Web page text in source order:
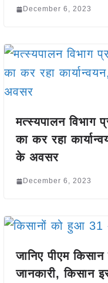
December 6, 2023
मत्स्यपालन विभाग
का कर रहा
के अवसर
December 6, 2023
जानिए पीएम
जानकारी,